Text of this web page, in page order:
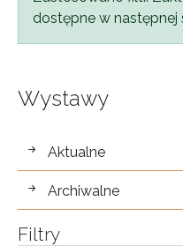
dostępne w następnej
Wystawy
wystawy
Aktualne
Archiwalne
Filtry